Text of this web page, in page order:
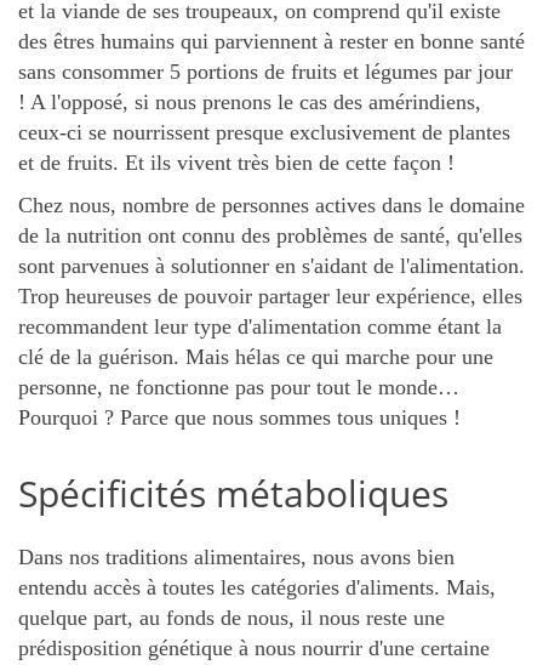
et la viande de ses troupeaux, on comprend qu'il existe
des êtres humains qui parviennent à rester en bonne santé
sans consommer 5 portions de fruits et légumes par jour
! A l'opposé, si nous prenons le cas des amérindiens,
ceux-ci se nourrissent presque exclusivement de plantes
et de fruits. Et ils vivent très bien de cette façon !
Chez nous, nombre de personnes actives dans le domaine
de la nutrition ont connu des problèmes de santé, qu'elles
sont parvenues à solutionner en s'aidant de l'alimentation.
Trop heureuses de pouvoir partager leur expérience, elles
recommandent leur type d'alimentation comme étant la
clé de la guérison. Mais hélas ce qui marche pour une
personne, ne fonctionne pas pour tout le monde…
Pourquoi ? Parce que nous sommes tous uniques !
Spécificités métaboliques
Dans nos traditions alimentaires, nous avons bien
entendu accès à toutes les catégories d'aliments. Mais,
quelque part, au fonds de nous, il nous reste une
prédisposition génétique à nous nourrir d'une certaine